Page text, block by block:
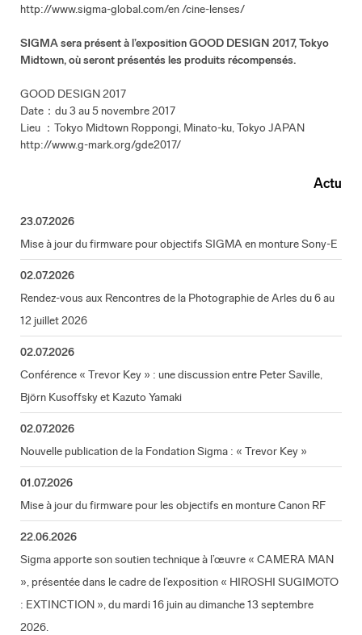
http://www.sigma-global.com/en /cine-lenses/
SIGMA sera présent à l’exposition GOOD DESIGN 2017, Tokyo
Midtown, où seront présentés les produits récompensés.
GOOD DESIGN 2017
Date：du 3 au 5 novembre 2017
Lieu ：Tokyo Midtown Roppongi, Minato-ku, Tokyo JAPAN
http://www.g-mark.org/gde2017/
Actu
23.07.2026
Mise à jour du firmware pour objectifs SIGMA en monture Sony-E
02.07.2026
Rendez-vous aux Rencontres de la Photographie de Arles du 6 au
12 juillet 2026
02.07.2026
Conférence « Trevor Key » : une discussion entre Peter Saville,
Björn Kusoffsky et Kazuto Yamaki
02.07.2026
Nouvelle publication de la Fondation Sigma : « Trevor Key »
01.07.2026
Mise à jour du firmware pour les objectifs en monture Canon RF
22.06.2026
Sigma apporte son soutien technique à l’œuvre « CAMERA MAN
», présentée dans le cadre de l’exposition « HIROSHI SUGIMOTO
: EXTINCTION », du mardi 16 juin au dimanche 13 septembre
2026.